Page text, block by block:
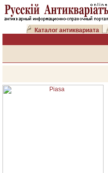
Каталог антиквариата